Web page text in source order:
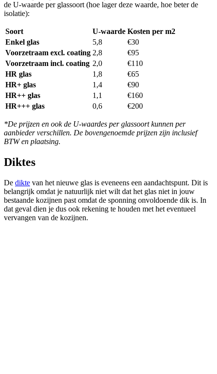
de U-waarde per glassoort (hoe lager deze waarde, hoe beter de
isolatie):
Soort U-waarde Kosten per m2
Enkel glas
5,8
€30
Voorzetraam excl. coating 2,8
€95
Voorzetraam incl. coating 2,0
€110
HR glas
1,8
€65
HR+ glas
1,4
€90
HR++ glas
1,1
€160
HR+++ glas
0,6 €200
*De prijzen en ook de U-waardes per glassoort kunnen per
aanbieder verschillen. De bovengenoemde prijzen zijn inclusief
BTW en plaatsing.
Diktes
De dikte van het nieuwe glas is eveneens een aandachtspunt. Dit is
belangrijk omdat je natuurlijk niet wilt dat het glas niet in jouw
bestaande kozijnen past omdat de sponning onvoldoende dik is. In
dat geval dien je dus ook rekening te houden met het eventueel
vervangen van de kozijnen.